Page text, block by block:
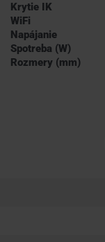
Krytie IK
WiFi
Napájanie
Spotreba (W)
Rozmery (mm)